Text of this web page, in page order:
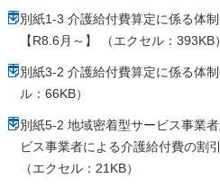
別紙1-3 介護給付費算定に係る体
【R8.6月～】 （エクセル：393KB）
別紙3-2 介護給付費算定に係る体
ル：66KB）
別紙5-2 地域密着型サービス事業
ビス事業者による介護給付費の割
（エクセル：21KB）